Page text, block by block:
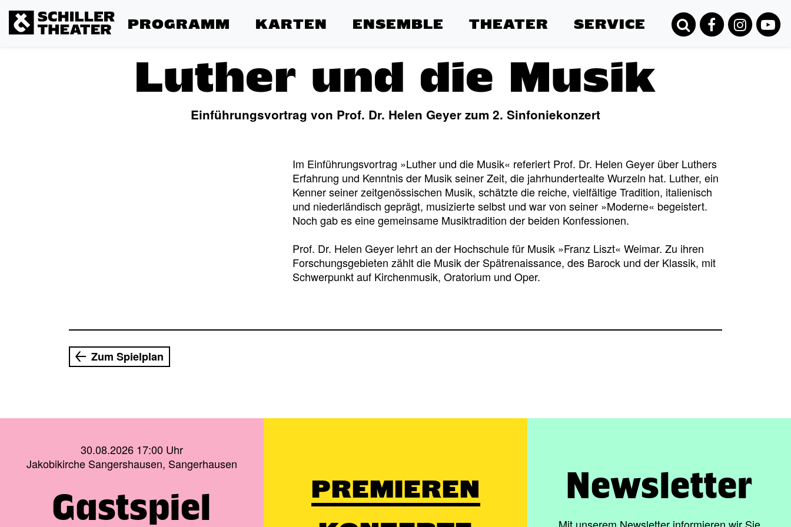
PROGRAMM KARTEN ENSEMBLE THEATER SERVICE
Luther und die Musik
Einführungsvortrag von Prof. Dr. Helen Geyer zum 2. Sinfoniekonzert
Im Einführungsvortrag »Luther und die Musik« referiert Prof. Dr. Helen Geyer über Luthers
Erfahrung und Kenntnis der Musik seiner Zeit, die jahrhundertealte Wurzeln hat. Luther, ein
Kenner seiner zeitgenössischen Musik, schätzte die reiche, vielfältige Tradition, italienisch
und niederländisch geprägt, musizierte selbst und war von seiner »Moderne« begeistert.
Noch gab es eine gemeinsame Musiktradition der beiden Konfessionen.
Prof. Dr. Helen Geyer lehrt an der Hochschule für Musik »Franz Liszt« Weimar. Zu ihren
Forschungsgebieten zählt die Musik der Spätrenaissance, des Barock und der Klassik, mit
Schwerpunkt auf Kirchenmusik, Oratorium und Oper.
Zum Spielplan
30.08.2026 17:00 Uhr
Jakobikirche Sangershausen, Sangerhausen
Gastspiel
PREMIEREN
Newsletter